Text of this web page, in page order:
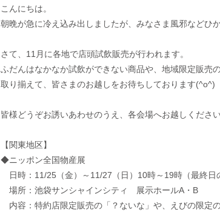
こんにちは。
朝晩が急に冷え込み出しましたが、みなさま風邪などひ
さて、11月に各地で店頭試飲販売が行われます。
ふだんはなかなか試飲ができない商品や、地域限定販売
取り揃えて、皆さまのお越しをお待ちしております(^o^)
皆様どうぞお誘いあわせのうえ、各会場へお越しくださ
【関東地区】
◆ニッポン全国物産展
日時：11/25（金）～11/27（日）10時～19時（最終日
場所：池袋サンシャインシティ 展示ホールA・B
内容：特約店限定販売の「？ないな」や、えびの限定